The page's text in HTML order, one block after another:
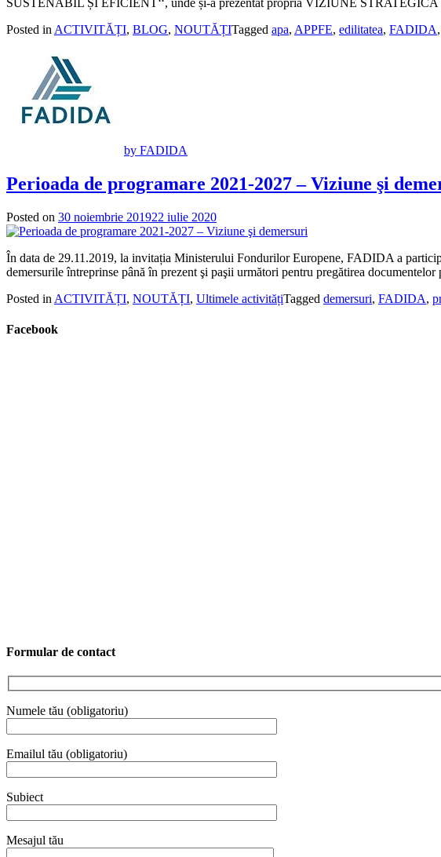
SUSTENABIL ȘI EFICIENT‘‘, unde și-a prezentat propria VIZIUNE
Posted in ACTIVITĂȚI, BLOG, NOUTĂȚITagged apa, APPFE, edilitatea, FADIDA,
by FADIDA
Perioada de programare 2021-2027 – Viziune şi
Posted on 30 noiembrie 201922 iulie 2020
În data de 29.11.2019, la invitația Ministerului Fondurilor Europene, FADIDA a
demersurile întreprinse până în prezent şi paşii următori pentru pregătirea
Posted in ACTIVITĂȚI, NOUTĂȚI, Ultimele activitățiTagged demersuri, FADIDA,
Facebook
Formular de contact
Numele tău (obligatoriu)
Emailul tău (obligatoriu)
Subiect
Mesajul tău